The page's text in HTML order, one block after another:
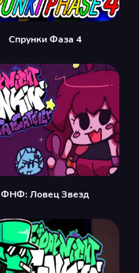
Спрунки Фаза 4
ФНФ: Ловец Звезд